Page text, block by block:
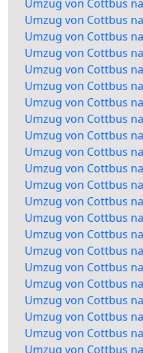
Umzug von Cottbus
Umzug von Cottbus
Umzug von Cottbus
Umzug von Cottbus
Umzug von Cottbus
Umzug von Cottbus
Umzug von Cottbus
Umzug von Cottbus
Umzug von Cottbus
Umzug von Cottbus
Umzug von Cottbus
Umzug von Cottbus
Umzug von Cottbus
Umzug von Cottbus
Umzug von Cottbus
Umzug von Cottbus
Umzug von Cottbus
Umzug von Cottbus
Umzug von Cottbus
Umzug von Cottbus
Umzug von Cottbus
Umzug von Cottbus